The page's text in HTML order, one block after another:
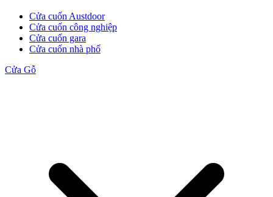
Cửa Gỗ Tự Nhiên
Cửa cuốn Austdoor
Cửa cuốn công nghiệp
Cửa cuốn gara
Cửa cuốn nhà phố
Cửa Gỗ